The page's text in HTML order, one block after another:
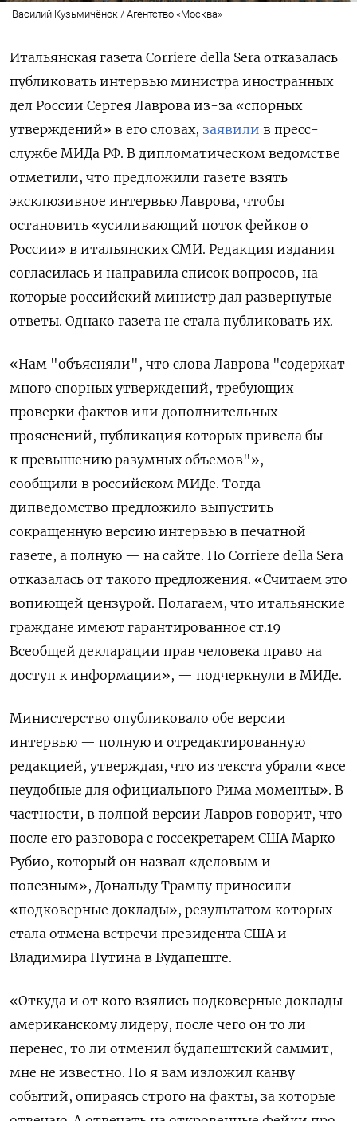
Василий Кузьмичёнок / Агентство «Москва»
Итальянская газета Corriere della Sera отказалась
публиковать интервью министра иностранных
дел России Сергея Лаврова из-за «спорных
утверждений» в его словах, заявили в пресс-
службе МИДа РФ. В дипломатическом ведомстве
отметили, что предложили газете взять
эксклюзивное интервью Лаврова, чтобы
остановить «усиливающий поток фейков о
России» в итальянских СМИ. Редакция издания
согласилась и направила список вопросов, на
которые российский министр дал развернутые
ответы. Однако газета не стала публиковать их.
«Нам "объясняли", что слова Лаврова "содержат
много спорных утверждений, требующих
проверки фактов или дополнительных
прояснений, публикация которых привела бы
к превышению разумных объемов"», —
сообщили в российском МИДе. Тогда
дипведомство предложило выпустить
сокращенную версию интервью в печатной
газете, а полную — на сайте. Но Corriere della Sera
отказалась от такого предложения. «Считаем это
вопиющей цензурой. Полагаем, что итальянские
граждане имеют гарантированное ст.19
Всеобщей декларации прав человека право на
доступ к информации», — подчеркнули в МИДе.
Министерство опубликовало обе версии
интервью — полную и отредактированную
редакцией, утверждая, что из текста убрали «все
неудобные для официального Рима моменты». В
частности, в полной версии Лавров говорит, что
после его разговора с госсекретарем США Марко
Рубио, который он назвал «деловым и
полезным», Дональду Трампу приносили
«подковерные доклады», результатом которых
стала отмена встречи президента США и
Владимира Путина в Будапеште.
«Откуда и от кого взялись подковерные доклады
американскому лидеру, после чего он то ли
перенес, то ли отменил будапештский саммит,
мне не известно. Но я вам изложил канву
событий, опираясь строго на факты, за которые